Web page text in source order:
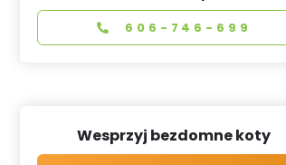
606-746-699
Wesprzyj bezdomne koty